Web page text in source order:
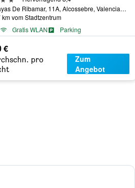
Playas De Ribamar, 11A, Alcossebre, Valencia, Spanien
km vom Stadtzentrum
Gratis WLAN
Parking
€
pro
Zum
Angebot